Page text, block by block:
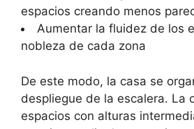
espacios creando menos
Aumentar la fluidez de los
nobleza de cada zona
De este modo, la casa se
despliegue de la escalera. La
espacios con alturas